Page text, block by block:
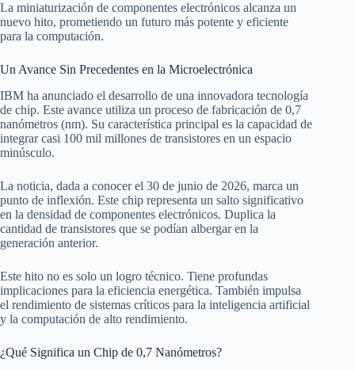
La miniaturización de componentes electrónicos alcanza un
nuevo hito, prometiendo un futuro más potente y eficiente
para la computación.
Un Avance Sin Precedentes en la Microelectrónica
IBM ha anunciado el desarrollo de una innovadora tecnología
de chip. Este avance utiliza un proceso de fabricación de 0,7
nanómetros (nm). Su característica principal es la capacidad de
integrar casi 100 mil millones de transistores en un espacio
minúsculo.
La noticia, dada a conocer el 30 de junio de 2026, marca un
punto de inflexión. Este chip representa un salto significativo
en la densidad de componentes electrónicos. Duplica la
cantidad de transistores que se podían albergar en la
generación anterior.
Este hito no es solo un logro técnico. Tiene profundas
implicaciones para la eficiencia energética. También impulsa
el rendimiento de sistemas críticos para la inteligencia artificial
y la computación de alto rendimiento.
¿Qué Significa un Chip de 0,7 Nanómetros?